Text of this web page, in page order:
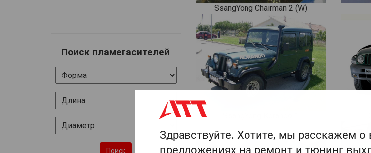
Поиск пламегасителей
Поиск
SsangYong Chairman 2 (W)